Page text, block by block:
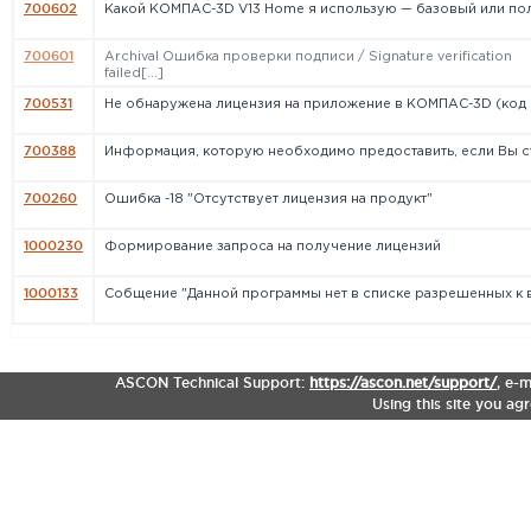
700602 Какой КОМПАС-3D V13 Home я использую — базовый или
700601
Archival Ошибка проверки подписи / Signature verification
failed[...]
700531 Не обнаружена лицензия на приложение в КОМПАС-3D (код
700388 Информация, которую необходимо предоставить, если Вы
700260 Ошибка -18 "Отсутствует лицензия на продукт"
1000230 Формирование запроса на получение лицензий
1000133 Cобщение "Данной программы нет в списке разрешенных к
ASCON Technical Support: https://ascon.net/support/, e-
Using this site you